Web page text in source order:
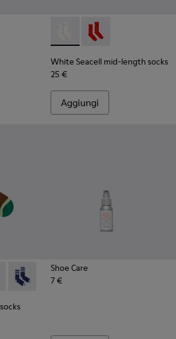
- Lacci piatti neri
002 White Seacell mid-length
White Seacell mid-
White Seacell mid-length socks
25 €
Aggiungi
socks - KA00073-009 - Calze medie
length socks - KA00073-008 - Calze
mid-length socks - KA00073-007
Multicolor mid-length socks -
Multicolor mid-length socks -
Shoe Care
7 €